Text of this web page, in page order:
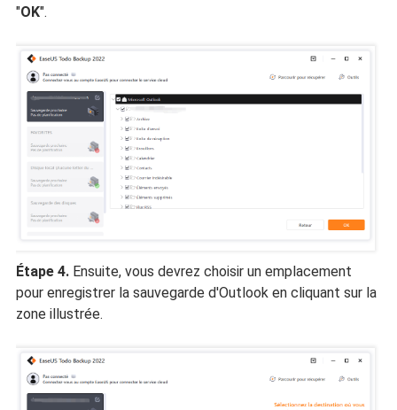
"OK".
Étape 4. Ensuite, vous devrez choisir un emplacement
pour enregistrer la sauvegarde d'Outlook en cliquant sur la
zone illustrée.